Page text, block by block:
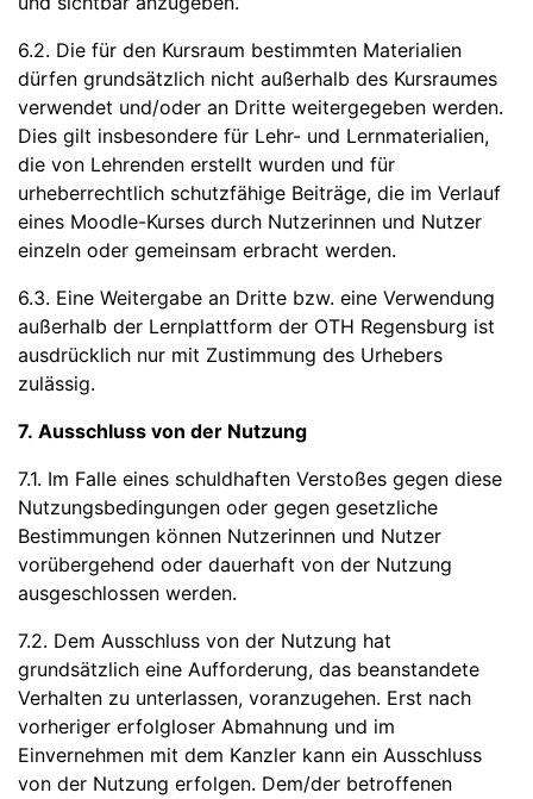
6.2. Die für den Kursraum bestimmten Materialien
dürfen grundsätzlich nicht außerhalb des Kursraumes
verwendet und/oder an Dritte weitergegeben werden.
Dies gilt insbesondere für Lehr- und Lernmaterialien,
die von Lehrenden erstellt wurden und für
urheberrechtlich schutzfähige Beiträge, die im Verlauf
eines Moodle-Kurses durch Nutzerinnen und Nutzer
einzeln oder gemeinsam erbracht werden.
6.3. Eine Weitergabe an Dritte bzw. eine Verwendung
außerhalb der Lernplattform der OTH Regensburg ist
ausdrücklich nur mit Zustimmung des Urhebers
zulässig.
7. Ausschluss von der Nutzung
7.1. Im Falle eines schuldhaften Verstoßes gegen diese
Nutzungsbedingungen oder gegen gesetzliche
Bestimmungen können Nutzerinnen und Nutzer
vorübergehend oder dauerhaft von der Nutzung
ausgeschlossen werden.
7.2. Dem Ausschluss von der Nutzung hat
grundsätzlich eine Aufforderung, das beanstandete
Verhalten zu unterlassen, voranzugehen. Erst nach
vorheriger erfolgloser Abmahnung und im
Einvernehmen mit dem Kanzler kann ein Ausschluss
von der Nutzung erfolgen. Dem/der betroffenen